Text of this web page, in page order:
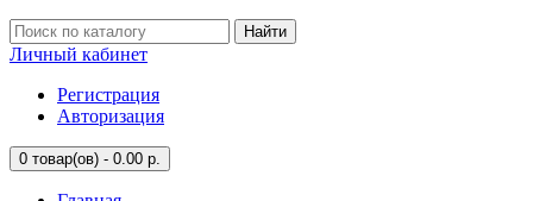
Найти
Личный кабинет
Регистрация
Авторизация
0 товар(ов) - 0.00 р.